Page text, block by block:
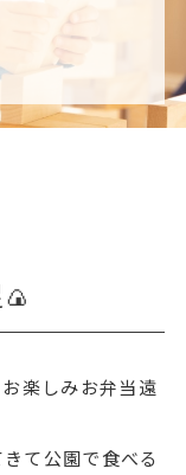
楽しみお弁当遠
て公園で食べる